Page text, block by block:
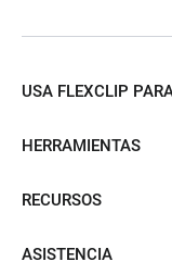
USA FLEXCLIP
HERRAMIENTAS
RECURSOS
ASISTENCIA